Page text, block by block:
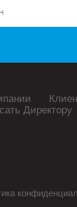
Директору